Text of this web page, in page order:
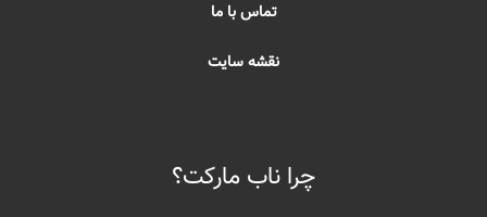
تماس با ما
نقشه سایت
چرا ناب مارکت؟